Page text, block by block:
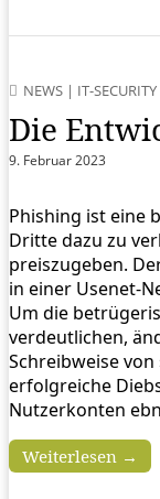
NEWS | IT-SECURITY
Die
9. Februar 2023
Phishing ist eine
Dritte dazu zu
preiszugeben.
in einer Usenet-
Um die
verdeutlichen,
Schreibweise
erfolgreiche
Nutzerkonten
Weiterlesen →